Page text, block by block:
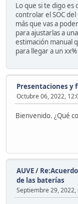
Lo que si te digo es
controlar el SOC
más que vas a
para ajustarlas a
estimación manual
para llegar a un xx%
Presentaciones y
Octubre 06, 2022,
Bienvenido. ¿Qué
AUVE/
de las baterías
Septiembre 29, 2022,